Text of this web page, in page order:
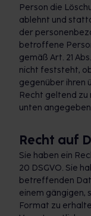
Person die
ablehnt und
der
betroffene
gemäß Art. 21
nicht feststeht,
gegenüber ihren
Recht geltend zu
unten
Recht auf
Sie haben ein
20 DSGVO. Sie
betreffenden
einem gängigen,
Format zu